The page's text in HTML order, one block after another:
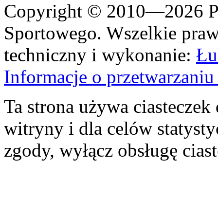
Copyright © 2010—2026
Sportowego. Wszelkie
techniczny i wykonanie:
Informacje o
Ta strona używa
witryny i dla celów
zgody, wyłącz obsługę